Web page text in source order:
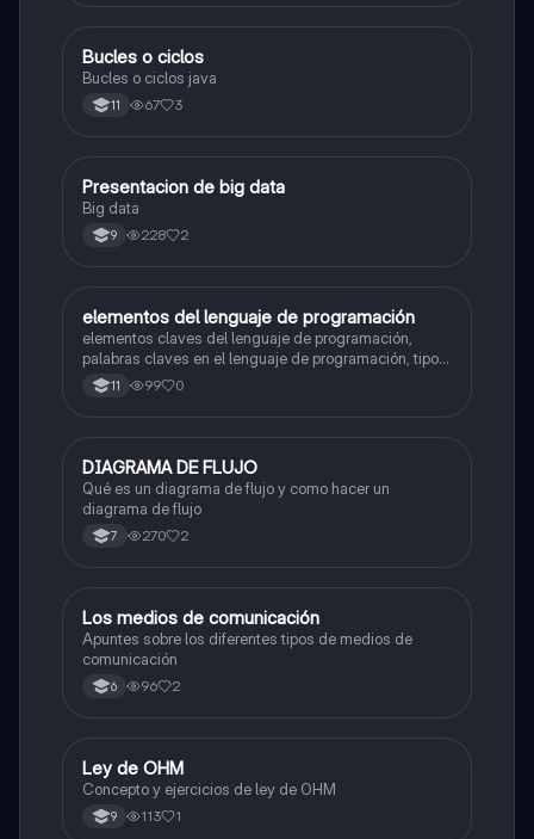
Tecnología e Informática
Bucles o ciclos
Bucles o ciclos java
11 67 3
Tecnología e Informática
Presentacion de big data
Big data
9 228 2
Tecnología e Informática
elementos del lenguaje de programación
elementos claves del lenguaje de programación,
palabras claves en el lenguaje de programación, tipos
de datos, estructura secuencial
11 99 0
Tecnología e Informática
DIAGRAMA DE FLUJO
Qué es un diagrama de flujo y como hacer un
diagrama de flujo
7 270 2
Tecnología e Informática
Los medios de comunicación
Apuntes sobre los diferentes tipos de medios de
comunicación
6 96 2
Tecnología e Informática
Ley de OHM
Concepto y ejercicios de ley de OHM
9 113 1